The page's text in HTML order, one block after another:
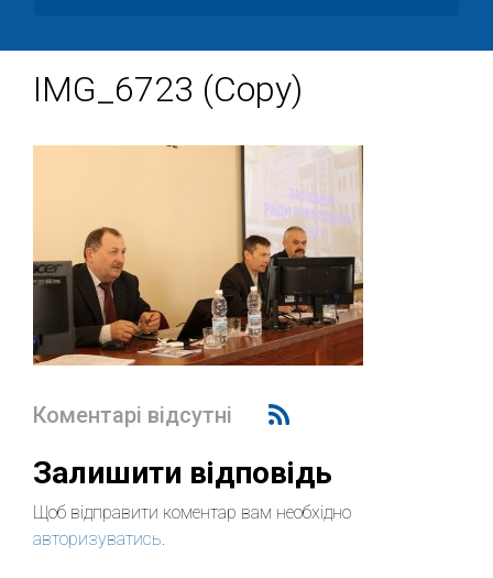
IMG_6723 (Copy)
Коментарі відсутні
Залишити відповідь
Щоб відправити коментар вам необхідно
авторизуватись.